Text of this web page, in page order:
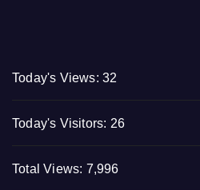
Today's Views: 32
Today's Visitors: 26
Total Views: 7,996